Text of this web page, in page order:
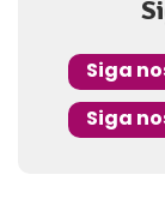
Siga
Siga